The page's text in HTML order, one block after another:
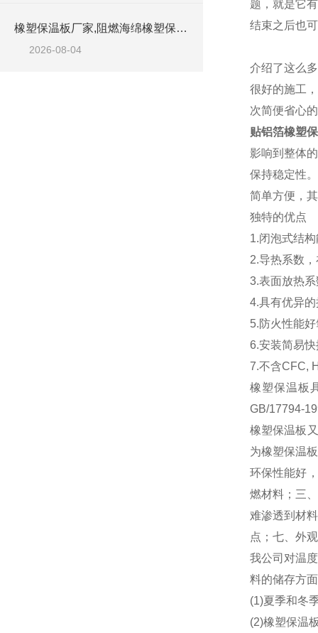
橡塑保温板厂家,阻燃海绵橡塑保温板厂家出售
2026-08-04
题，就是它
结束之后也
介绍了这么
很好的施工
次简便省心
贴铝箔橡塑
影响到整体
保持稳定性
简单方便，
独特的优点
1.闭泡式结
2.导热系数
3.表面放热
4.具有优异
5.防火性能
6.安装简易快
7.不含CFC,
橡塑保温板
GB/17794-
橡塑保温板
为橡塑保温
环保性能好
燃材料；三
难渗透到材
点；七、外
我公司对温
料的储存方
(1)夏季和冬
(2)橡塑保温